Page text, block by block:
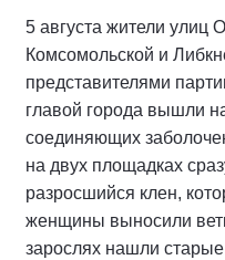
5 августа жители улиц
Комсомольской и
представителями
главой города вышли
соединяющих
на двух площадках
разросшийся клен,
женщины выносили
зарослях нашли